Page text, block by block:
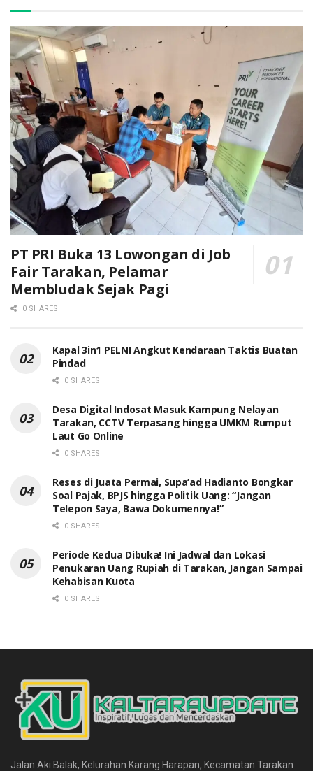
PT PRI Buka 13 Lowongan di Job
Fair Tarakan, Pelamar
Membludak Sejak Pagi
0 SHARES
Kapal 3in1 PELNI Angkut Kendaraan Taktis Buatan
Pindad
0 SHARES
Desa Digital Indosat Masuk Kampung Nelayan
Tarakan, CCTV Terpasang hingga UMKM Rumput
Laut Go Online
0 SHARES
Reses di Juata Permai, Supa’ad Hadianto Bongkar
Soal Pajak, BPJS hingga Politik Uang: “Jangan
Telepon Saya, Bawa Dokumennya!”
0 SHARES
Periode Kedua Dibuka! Ini Jadwal dan Lokasi
Penukaran Uang Rupiah di Tarakan, Jangan Sampai
Kehabisan Kuota
0 SHARES
Jalan Aki Balak, Kelurahan Karang Harapan, Kecamatan Tarakan